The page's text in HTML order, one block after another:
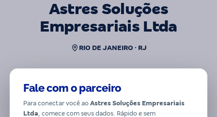
Astres Soluções
Empresariais Ltda
RIO DE JANEIRO · RJ
Fale com o parceiro
Para conectar você ao Astres Soluções Empresariais
Ltda, comece com seus dados. Rápido e sem